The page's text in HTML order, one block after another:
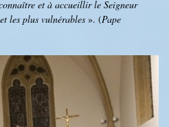
et à accueillir le Seigneur
les plus vulnérables ». (Pape